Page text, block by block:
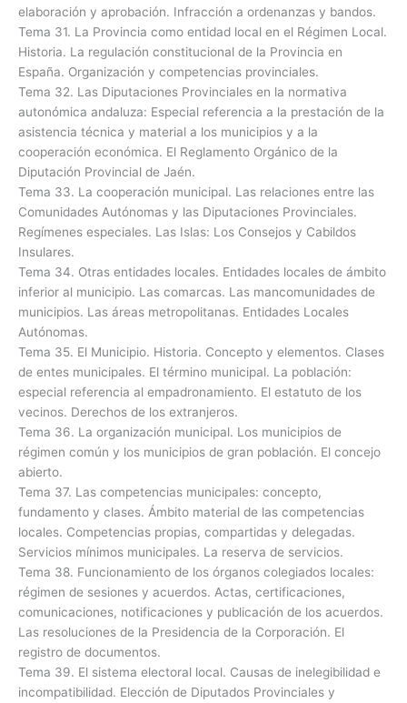
elaboración y aprobación. Infracción a ordenanzas y bandos.
Tema 31. La Provincia como entidad local en el Régimen Local.
Historia. La regulación constitucional de la Provincia en
España. Organización y competencias provinciales.
Tema 32. Las Diputaciones Provinciales en la normativa
autonómica andaluza: Especial referencia a la prestación de la
asistencia técnica y material a los municipios y a la
cooperación económica. El Reglamento Orgánico de la
Diputación Provincial de Jaén.
Tema 33. La cooperación municipal. Las relaciones entre las
Comunidades Autónomas y las Diputaciones Provinciales.
Regímenes especiales. Las Islas: Los Consejos y Cabildos
Insulares.
Tema 34. Otras entidades locales. Entidades locales de ámbito
inferior al municipio. Las comarcas. Las mancomunidades de
municipios. Las áreas metropolitanas. Entidades Locales
Autónomas.
Tema 35. El Municipio. Historia. Concepto y elementos. Clases
de entes municipales. El término municipal. La población:
especial referencia al empadronamiento. El estatuto de los
vecinos. Derechos de los extranjeros.
Tema 36. La organización municipal. Los municipios de
régimen común y los municipios de gran población. El concejo
abierto.
Tema 37. Las competencias municipales: concepto,
fundamento y clases. Ámbito material de las competencias
locales. Competencias propias, compartidas y delegadas.
Servicios mínimos municipales. La reserva de servicios.
Tema 38. Funcionamiento de los órganos colegiados locales:
régimen de sesiones y acuerdos. Actas, certificaciones,
comunicaciones, notificaciones y publicación de los acuerdos.
Las resoluciones de la Presidencia de la Corporación. El
registro de documentos.
Tema 39. El sistema electoral local. Causas de inelegibilidad e
incompatibilidad. Elección de Diputados Provinciales y